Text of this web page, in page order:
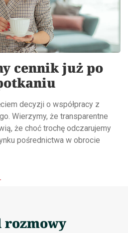
cennik już po
decyzji o współpracy z
Wierzymy, że transparentne
że choć trochę odczarujemy
pośrednictwa w obrocie
rozmowy